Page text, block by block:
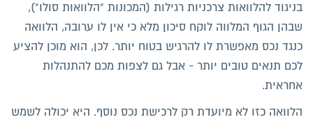
בניגוד להלוואות צרכניות רגילות (המכונות "הלוואות סולו"),
שבהן הגוף המלווה לוקח סיכון מלא כי אין לו ערובה, הלוואה
כנגד נכס מאפשרת לו להרגיש בטוח יותר. לכן, הוא מוכן להציע
לכם תנאים טובים יותר - אבל גם לצפות מכם להתנהלות
אחראית.
הלוואה כזו לא מיועדת רק לרכישת נכס נוסף. היא יכולה לשמש